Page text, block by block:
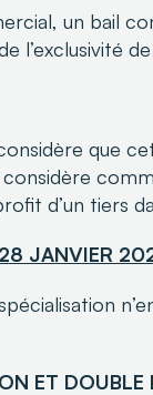
un bail
l’exclusivité
que
considère
d’un tiers
JANVIER
ET DOUBLE